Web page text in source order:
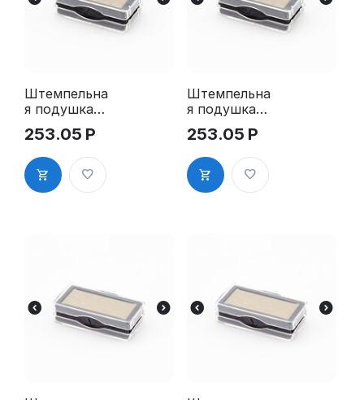
Штемпельна
я подушка
для GRM
4911 2Pads
253.05 Р
Штемпельна
я подушка
для GRM
4911 2Pads,
синяя
253.05 Р